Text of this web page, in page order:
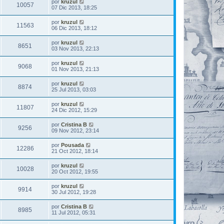
10057 por kruzul
07 Dic 2013, 18:25
11563 por kruzul
06 Dic 2013, 18:12
8651 por kruzul
03 Nov 2013, 22:13
9068 por kruzul
01 Nov 2013, 21:13
8874 por kruzul
25 Jul 2013, 03:03
11807 por kruzul
24 Dic 2012, 15:29
9256 por Cristina B
09 Nov 2012, 23:14
12286 por Pousada
21 Oct 2012, 18:14
10028 por kruzul
20 Oct 2012, 19:55
9914 por kruzul
30 Jul 2012, 19:28
8985 por Cristina B
11 Jul 2012, 05:31